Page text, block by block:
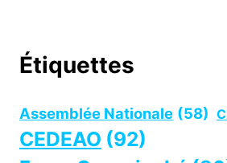
Étiquettes
Assemblée Nationale (58)
CEDEAO (92)